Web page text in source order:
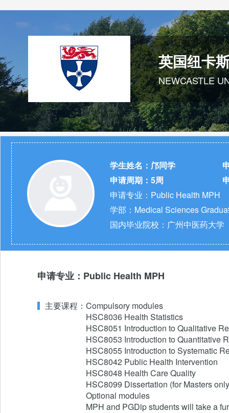
英国纽卡
NEWCASTLE
学生姓名： 邝同学
申请周期： 5周
申请专业：Public Health MPH
学部：Medical Sciences
国内毕业院校：广州中医药大学
申请专业：Public Health MPH
主要课程： Compulsory modules
HSC8036 Health Statistics
HSC8051 Introduction to Qualitative
HSC8053 Introduction to Quantitative
HSC8055 Introduction to Systematic
HSC8042 Public Health Intervention
HSC8048 Health Care Quality
HSC8099 Dissertation (for Masters
Optional modules
MPH and PGDip students will take a